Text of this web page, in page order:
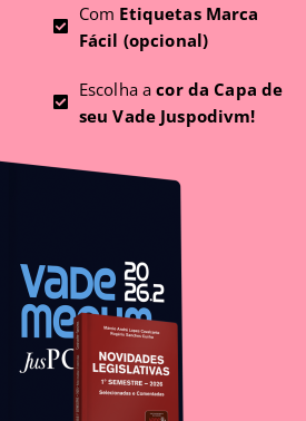
Com Etiquetas Marca
Fácil (opcional)
Escolha acor da Capa de
seu Vade Juspodivm!